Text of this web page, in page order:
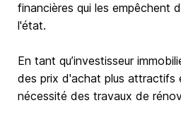
financières qui les empêchent
l'état.
En tant qu’investisseur
des prix d'achat plus attractifs
nécessité des travaux de